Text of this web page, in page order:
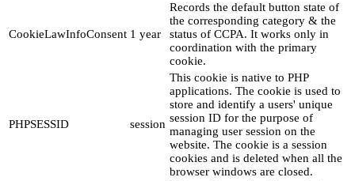
CookieLawInfoConsent 1 year
Records the default button state of
the corresponding category & the
status of CCPA. It works only in
coordination with the primary
cookie.
PHPSESSID session
This cookie is native to PHP
applications. The cookie is used to
store and identify a users' unique
session ID for the purpose of
managing user session on the
website. The cookie is a session
cookies and is deleted when all the
browser windows are closed.